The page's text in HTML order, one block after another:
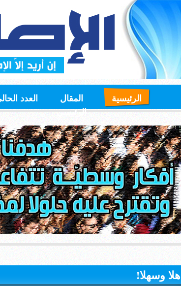
الرئيسية
المقال
الرئيسي
العدد
أهلا وسهلا!